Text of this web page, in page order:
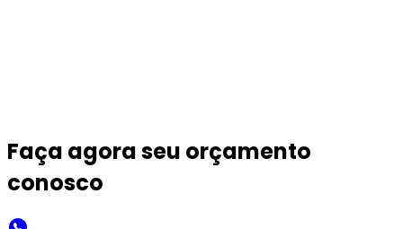
Faça agora seu orçamento
conosco